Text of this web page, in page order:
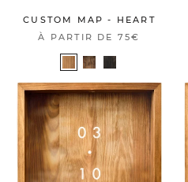
CUSTOM MAP - HEART
À PARTIR DE 75€